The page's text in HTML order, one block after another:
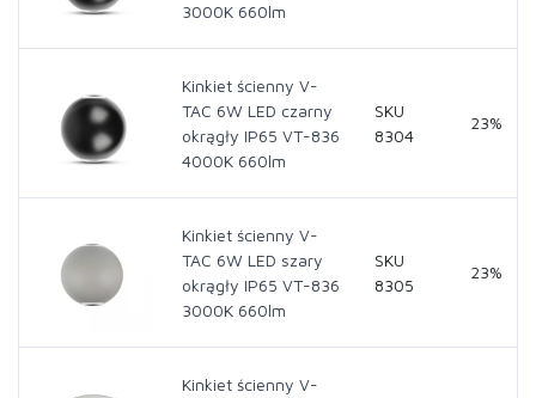
3000K 660lm
Kinkiet ścienny V-
TAC 6W LED czarny
okrągły IP65 VT-836
4000K 660lm
SKU
8304
23%
Kinkiet ścienny V-
TAC 6W LED szary
okrągły IP65 VT-836
3000K 660lm
SKU
8305
23%
Kinkiet ścienny V-